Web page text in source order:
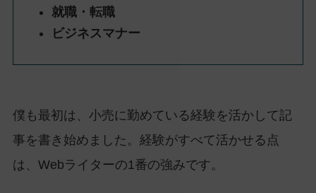
就職・転職
ビジネスマナー
僕も最初は、小売に勤めている経験を活かして記
事を書き始めました。経験がすべて活かせる点
は、Webライターの1番の強みです。